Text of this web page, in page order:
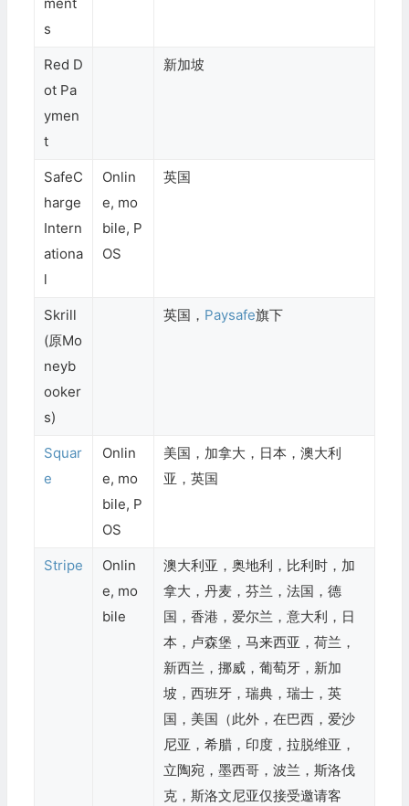
ment
s
Red D
ot Pa
ymen
t
新加坡
SafeC
harge
Intern
ationa
l
Onlin
e, mo
bile, P
OS
英国
Skrill
(原Mo
neyb
ooker
s)
英国， Paysafe旗下
Squar
e
Onlin
e, mo
bile, P
OS
美国，加拿大，日本，澳大利
亚，英国
Stripe
Onlin
e, mo
bile
澳大利亚，奥地利，比利时，加
拿大，丹麦，芬兰，法国，德
国，香港，爱尔兰，意大利，日
本，卢森堡，马来西亚，荷兰，
新西兰，挪威，葡萄牙，新加
坡，西班牙，瑞典，瑞士，英
国，美国（此外，在巴西，爱沙
尼亚，希腊，印度，拉脱维亚，
立陶宛，墨西哥，波兰，斯洛伐
克，斯洛文尼亚仅接受邀请客